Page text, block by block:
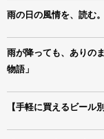
雨の日の風情を、読む
雨が降っても、ありの
物語」
【手軽に買えるビール